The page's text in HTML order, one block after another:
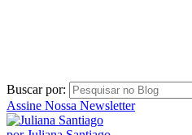
Buscar por:
Assine Nossa Newsletter